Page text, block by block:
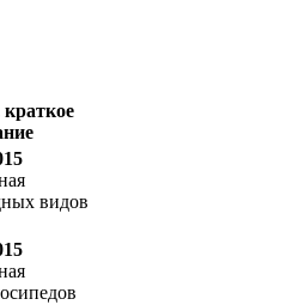
видов